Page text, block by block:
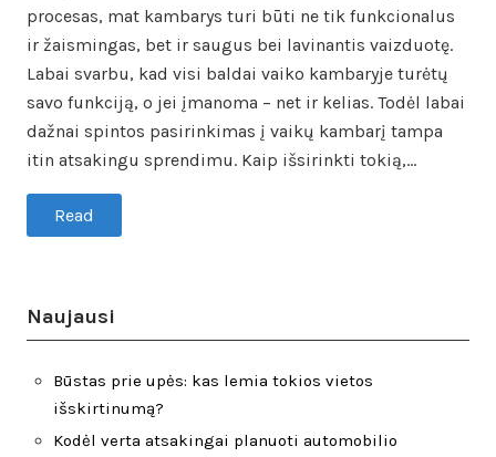
procesas, mat kambarys turi būti ne tik funkcionalus
ir žaismingas, bet ir saugus bei lavinantis vaizduotę.
Labai svarbu, kad visi baldai vaiko kambaryje turėtų
savo funkciją, o jei įmanoma – net ir kelias. Todėl labai
dažnai spintos pasirinkimas į vaikų kambarį tampa
itin atsakingu sprendimu. Kaip išsirinkti tokią,…
Read
Naujausi
Būstas prie upės: kas lemia tokios vietos
išskirtinumą?
Kodėl verta atsakingai planuoti automobilio